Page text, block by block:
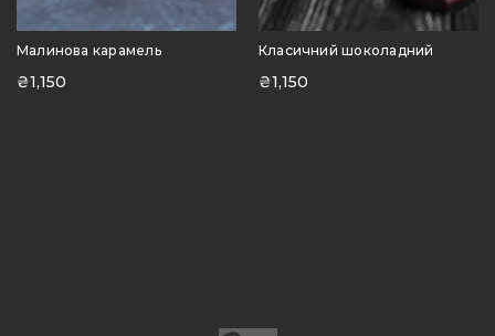
Малинова карамель
₴1,150
Класичний шоколадний
₴1,150